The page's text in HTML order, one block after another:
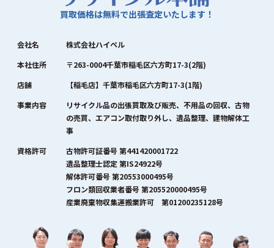
買取価格は無料で出張査定いたします！
会社名
株式会社ハイペル
本社住所
〒263-0004千葉市稲毛区六方町17-3(2階)
店舗
【稲毛店】千葉市稲毛区六方町17-3(1階)
事業内容
リサイクル品の出張買取及び販売、不用品の回収、古物
の売買、エアコン取付取り外し、遺品整理、建物解体工
事
資格許可
古物許可証番号 第441420001722
遺品整理士認定 第IS24922号
解体許可番号 第20553000495号
フロン類回収業者番号 第205520000495号
産業廃棄物収集運搬業許可 第01200235128号